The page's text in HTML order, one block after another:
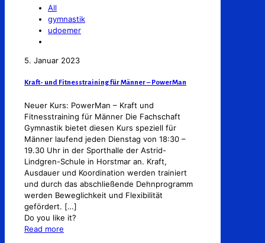
All
gymnastik
udoemer
5. Januar 2023
Kraft- und Fitnesstraining für Männer – PowerMan
Neuer Kurs: PowerMan – Kraft und
Fitnesstraining für Männer Die Fachschaft
Gymnastik bietet diesen Kurs speziell für
Männer laufend jeden Dienstag von 18:30 –
19.30 Uhr in der Sporthalle der Astrid-
Lindgren-Schule in Horstmar an. Kraft,
Ausdauer und Koordination werden trainiert
und durch das abschließende Dehnprogramm
werden Beweglichkeit und Flexibilität
gefördert. […]
Do you like it?
Read more